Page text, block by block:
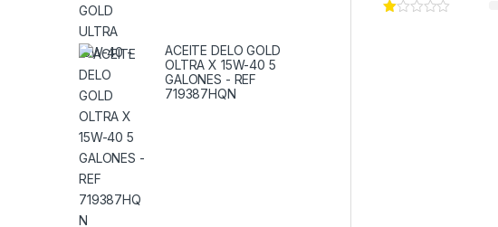
ACEITE DELO GOLD
OLTRA X 15W-40 5
GALONES - REF
719387HQN